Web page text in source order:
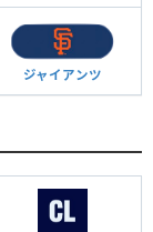
ジャイアンツ